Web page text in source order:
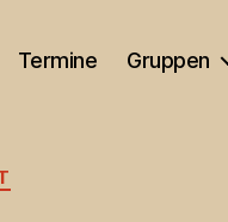
Termine Gruppen